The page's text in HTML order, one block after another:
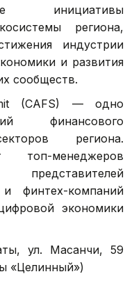
инициативы
региона,
индустрии
и развития
сообществ.
(CAFS) — одно
финансового
региона.
топ-менеджеров
и финтех-компаний
экономики
ул. Масанчи, 59
«Целинный»)